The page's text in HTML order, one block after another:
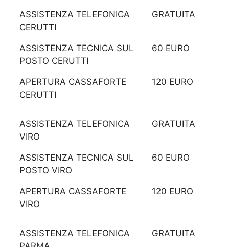
ASSISTENZA TELEFONICA
CERUTTI
GRATUITA
ASSISTENZA TECNICA SUL
POSTO CERUTTI
60 EURO
APERTURA CASSAFORTE
CERUTTI
120 EURO
ASSISTENZA TELEFONICA
VIRO
GRATUITA
ASSISTENZA TECNICA SUL
POSTO VIRO
60 EURO
APERTURA CASSAFORTE
VIRO
120 EURO
ASSISTENZA TELEFONICA
GRATUITA